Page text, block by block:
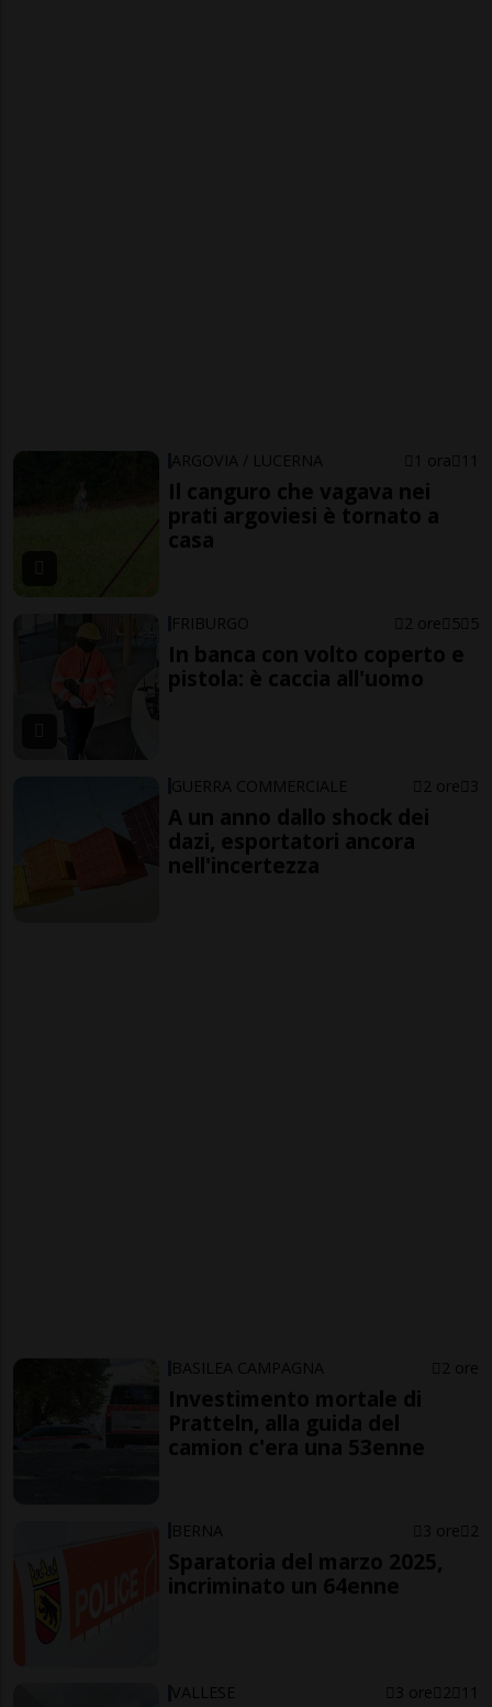
ARGOVIA / LUCERNA 1 ora 11
Il canguro che vagava nei
prati argoviesi è tornato a
casa
FRIBURGO 2 ore 5 5
In banca con volto coperto e
pistola: è caccia all'uomo
GUERRA COMMERCIALE 2 ore 3
A un anno dallo shock dei
dazi, esportatori ancora
nell'incertezza
BASILEA CAMPAGNA 2 ore
Investimento mortale di
Pratteln, alla guida del
camion c'era una 53enne
BERNA 3 ore 2
Sparatoria del marzo 2025,
incriminato un 64enne
VALLESE 3 ore 2 11